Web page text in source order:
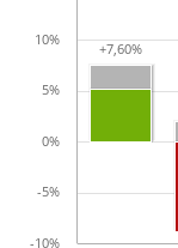
+7,60%
+7,60%
-10%
-5%
0%
5%
10%